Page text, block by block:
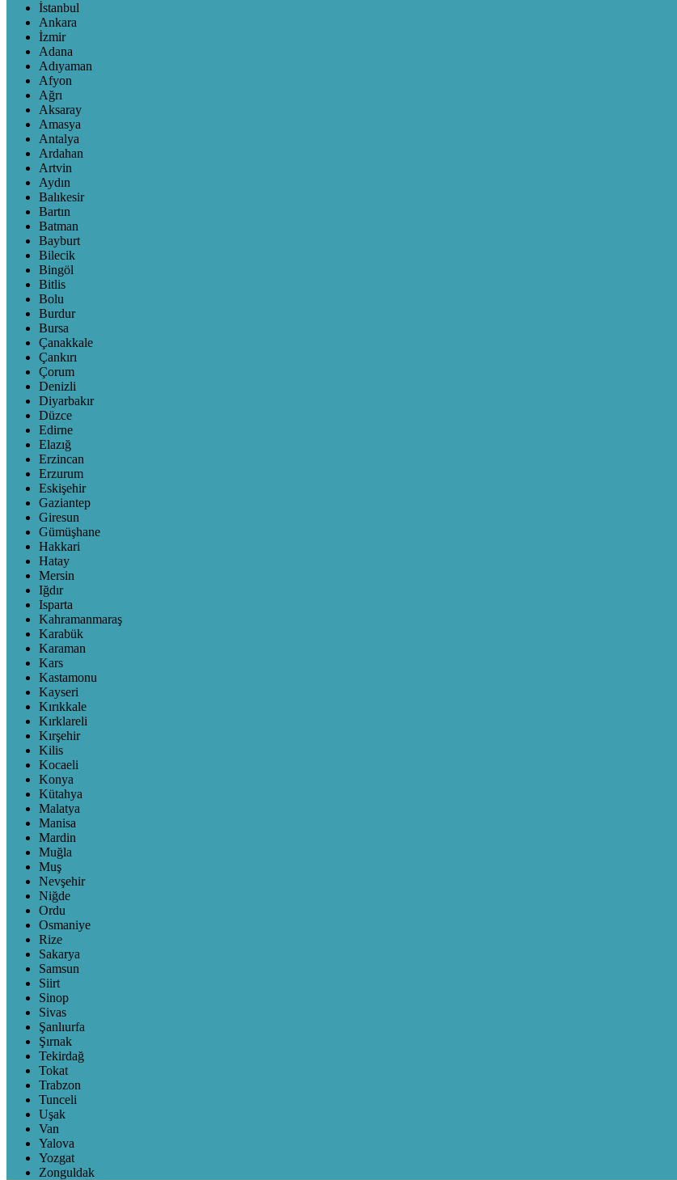
İstanbul
Ankara
İzmir
Adana
Adıyaman
Afyon
Ağrı
Aksaray
Amasya
Antalya
Ardahan
Artvin
Aydın
Balıkesir
Bartın
Batman
Bayburt
Bilecik
Bingöl
Bitlis
Bolu
Burdur
Bursa
Çanakkale
Çankırı
Çorum
Denizli
Diyarbakır
Düzce
Edirne
Elazığ
Erzincan
Erzurum
Eskişehir
Gaziantep
Giresun
Gümüşhane
Hakkari
Hatay
Mersin
Iğdır
Isparta
Kahramanmaraş
Karabük
Karaman
Kars
Kastamonu
Kayseri
Kırıkkale
Kırklareli
Kırşehir
Kilis
Kocaeli
Konya
Kütahya
Malatya
Manisa
Mardin
Muğla
Muş
Nevşehir
Niğde
Ordu
Osmaniye
Rize
Sakarya
Samsun
Siirt
Sinop
Sivas
Şanlıurfa
Şırnak
Tekirdağ
Tokat
Trabzon
Tunceli
Uşak
Van
Yalova
Yozgat
Zonguldak